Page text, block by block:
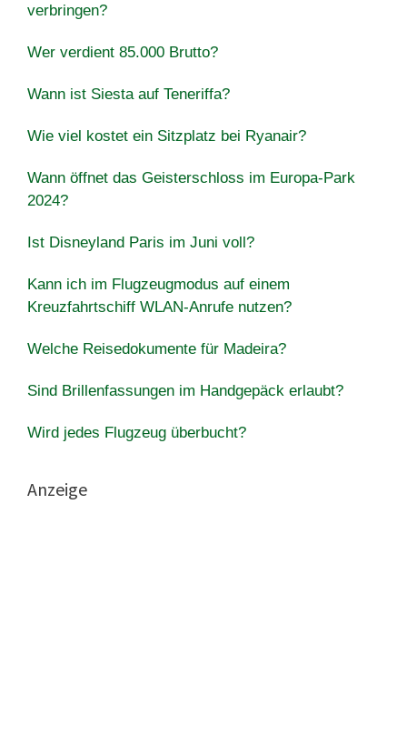
verbringen?
Wer verdient 85.000 Brutto?
Wann ist Siesta auf Teneriffa?
Wie viel kostet ein Sitzplatz bei Ryanair?
Wann öffnet das Geisterschloss im Europa-Park
2024?
Ist Disneyland Paris im Juni voll?
Kann ich im Flugzeugmodus auf einem
Kreuzfahrtschiff WLAN-Anrufe nutzen?
Welche Reisedokumente für Madeira?
Sind Brillenfassungen im Handgepäck erlaubt?
Wird jedes Flugzeug überbucht?
Anzeige